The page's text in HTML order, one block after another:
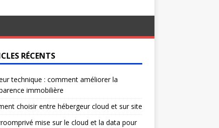
RÉCENTS
technique : comment améliorer la
immobilière
choisir entre hébergeur cloud et sur site
mise sur le cloud et la data pour